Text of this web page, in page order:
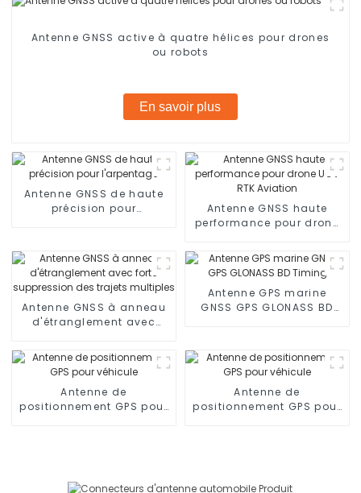
Antenne GNSS active à quatre hélices pour drones
ou robots
En savoir plus
Antenne GNSS de haute
précision pour
Antenne GNSS haute
performance pour drone
Antenne GNSS à anneau
d'étranglement avec
trajets multiples
Antenne GPS marine
GNSS GPS GLONASS BD
Antenne de
positionnement GPS pour
Antenne de
positionnement GPS pour